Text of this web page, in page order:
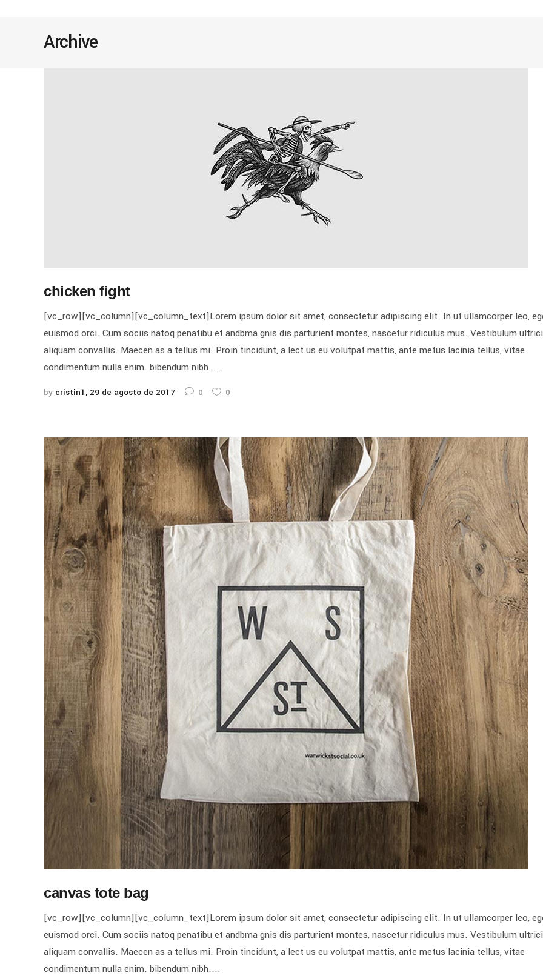
Archive
chicken fight
[vc_row][vc_column][vc_column_text]Lorem ipsum dolor sit amet, consectetur adipiscing elit. In ut ullamcorper leo,
euismod orci. Cum sociis natoq penatibu et andbma gnis dis parturient montes, nascetur ridiculus mus. Vestibulum
aliquam convallis. Maecen as a tellus mi. Proin tincidunt, a lect us eu volutpat mattis, ante metus lacinia tellus, vitae
condimentum nulla enim. bibendum nibh....
by cristin1 29 de agosto de 2017 0 0
canvas tote bag
[vc_row][vc_column][vc_column_text]Lorem ipsum dolor sit amet, consectetur adipiscing elit. In ut ullamcorper leo,
euismod orci. Cum sociis natoq penatibu et andbma gnis dis parturient montes, nascetur ridiculus mus. Vestibulum
aliquam convallis. Maecen as a tellus mi. Proin tincidunt, a lect us eu volutpat mattis, ante metus lacinia tellus, vitae
condimentum nulla enim. bibendum nibh....